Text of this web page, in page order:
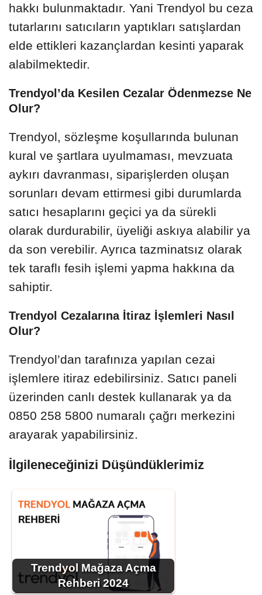
hakkı bulunmaktadır. Yani Trendyol bu ceza
tutarlarını satıcıların yaptıkları satışlardan
elde ettikleri kazançlardan kesinti yaparak
alabilmektedir.
Trendyol’da Kesilen Cezalar Ödenmezse Ne
Olur?
Trendyol, sözleşme koşullarında bulunan
kural ve şartlara uyulmaması, mevzuata
aykırı davranması, siparişlerden oluşan
sorunları devam ettirmesi gibi durumlarda
satıcı hesaplarını geçici ya da sürekli
olarak durdurabilir, üyeliği askıya alabilir ya
da son verebilir. Ayrıca tazminatsız olarak
tek taraflı fesih işlemi yapma hakkına da
sahiptir.
Trendyol Cezalarına İtiraz İşlemleri Nasıl
Olur?
Trendyol’dan tarafınıza yapılan cezai
işlemlere itiraz edebilirsiniz. Satıcı paneli
üzerinden canlı destek kullanarak ya da
0850 258 5800 numaralı çağrı merkezini
arayarak yapabilirsiniz.
İlgileneceğinizi Düşündüklerimiz
Trendyol Mağaza Açma
Rehberi 2024